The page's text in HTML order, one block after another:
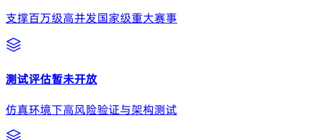
支撑百万级高并发国家级重大赛事
测试评估暂未开放
仿真环境下高风险验证与架构测试